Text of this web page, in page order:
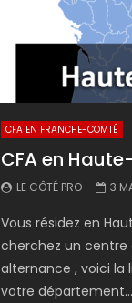
CFA EN FRANCHE-COMTÉ
CFA en
LE CÔTÉ PRO 3
Vous résidez en
cherchez un
alternance , voici la
votre département...